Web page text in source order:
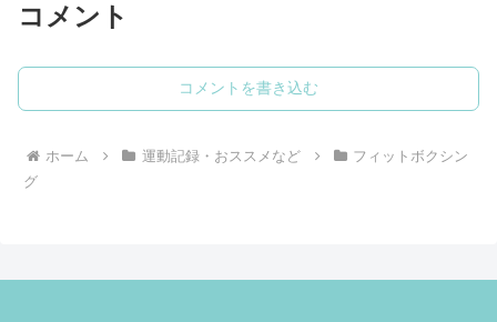
コメント
コメントを書き込む
ホーム 運動記録・おススメなど
フィットボクシン
グ